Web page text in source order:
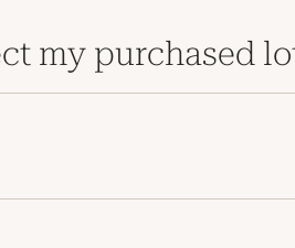
my purchased